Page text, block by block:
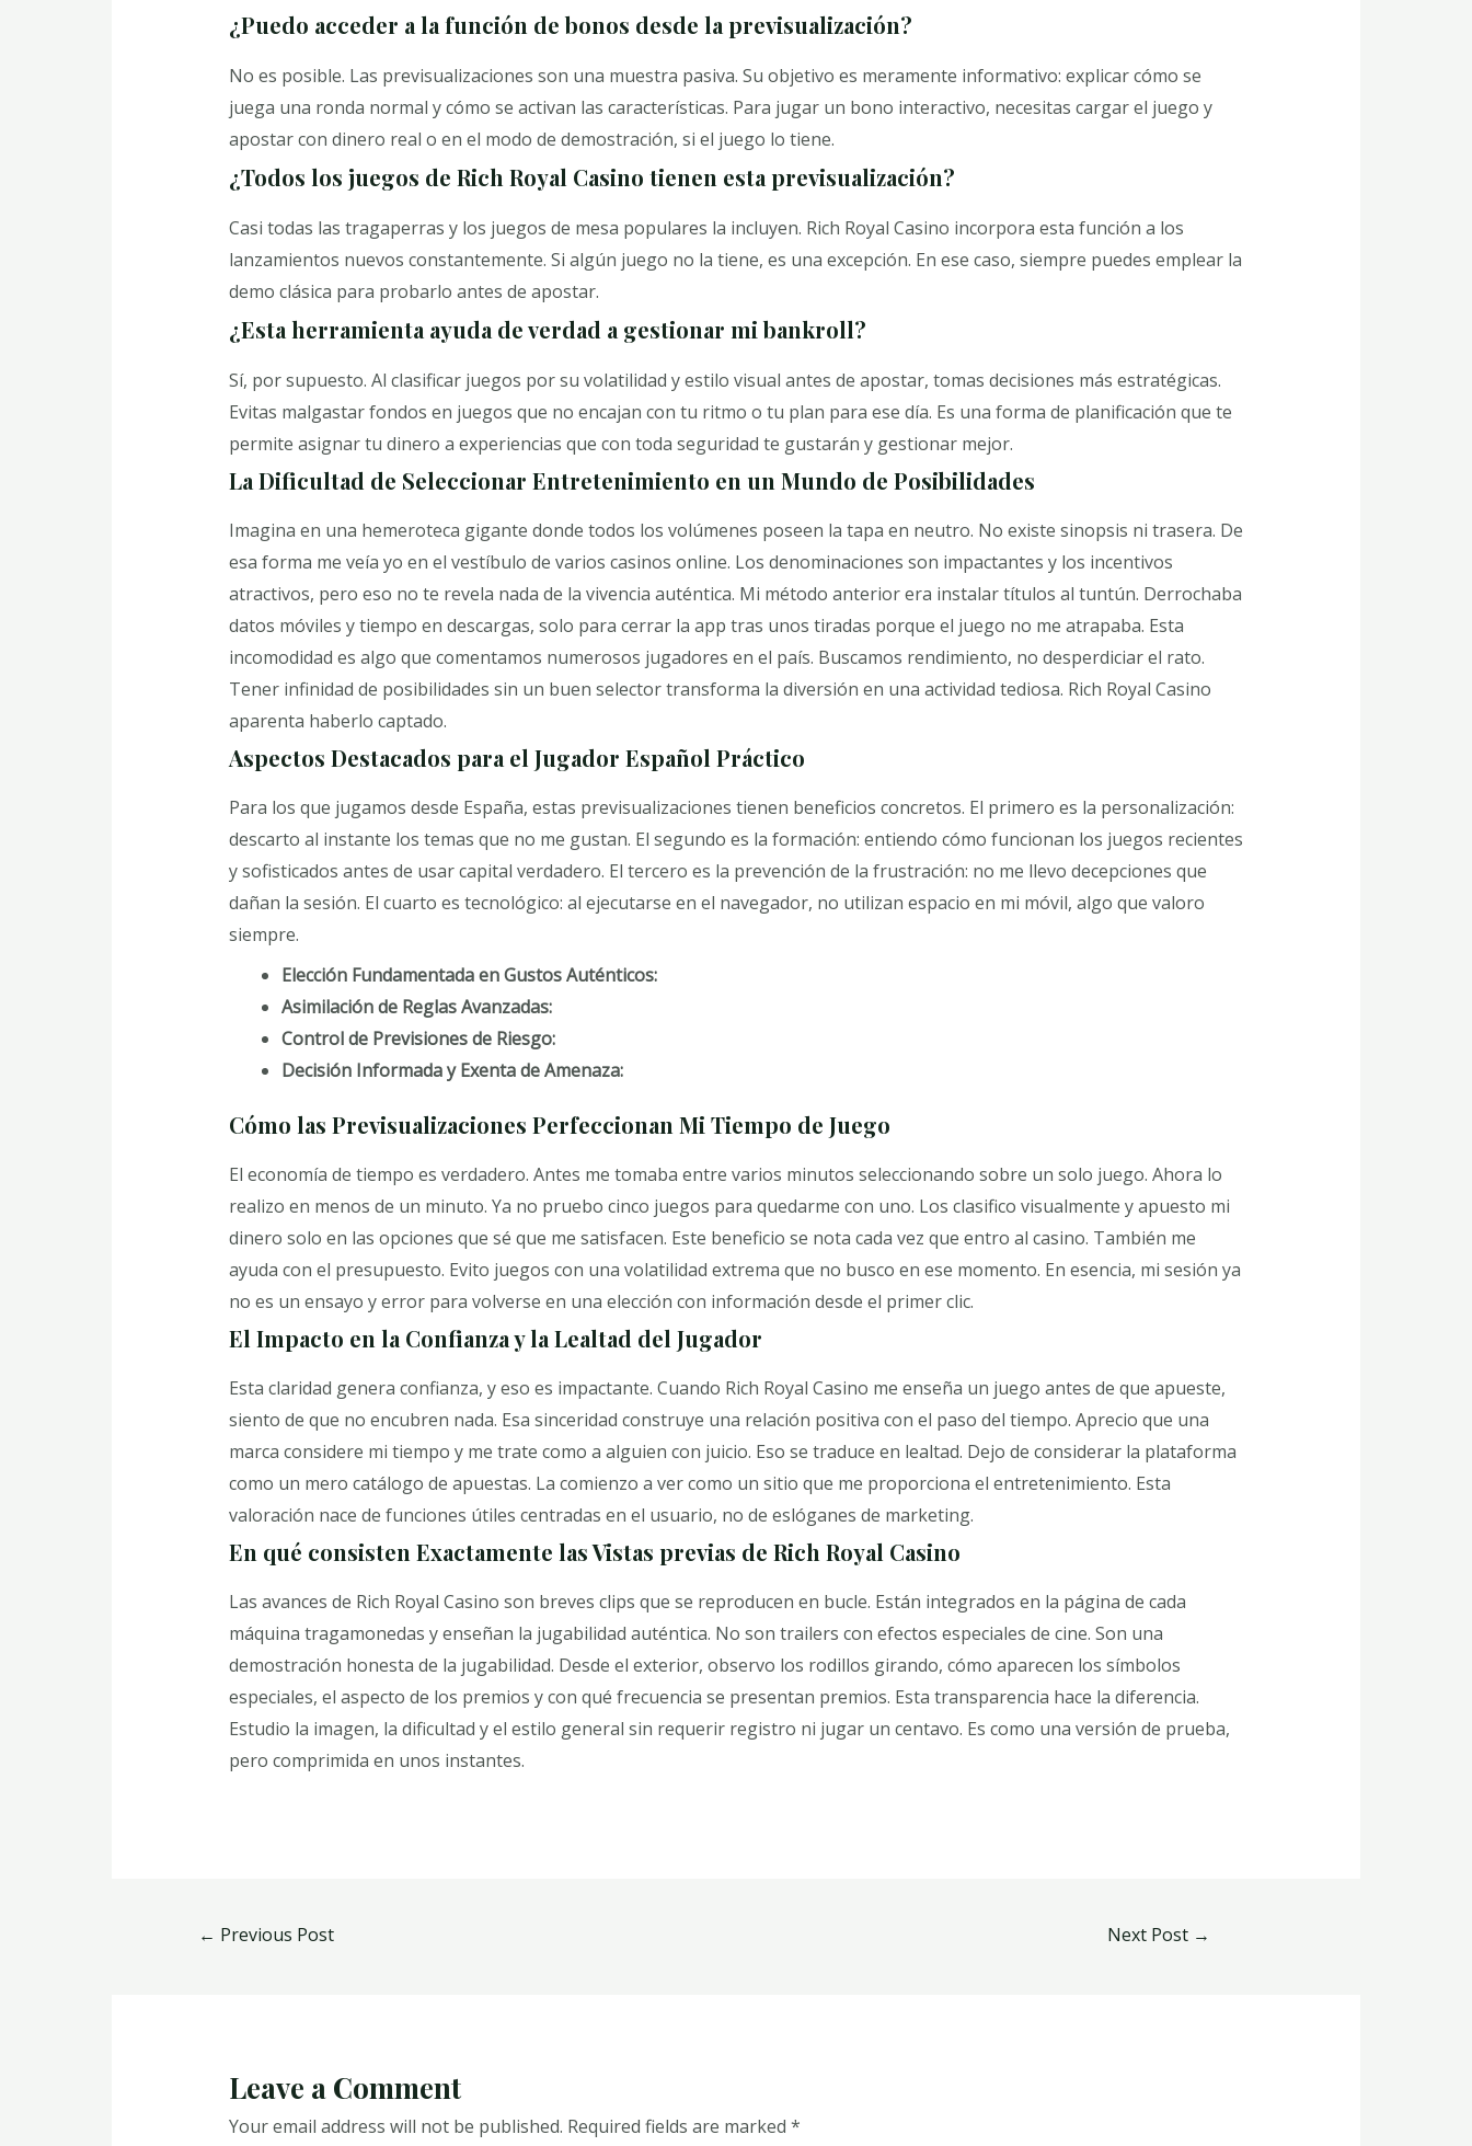
¿Puedo acceder a la función de bonos desde la previsualización?
No es posible. Las previsualizaciones son una muestra pasiva. Su objetivo es meramente informativo: explicar cómo se
juega una ronda normal y cómo se activan las características. Para jugar un bono interactivo, necesitas cargar el juego y
apostar con dinero real o en el modo de demostración, si el juego lo tiene.
¿Todos los juegos de Rich Royal Casino tienen esta previsualización?
Casi todas las tragaperras y los juegos de mesa populares la incluyen. Rich Royal Casino incorpora esta función a los
lanzamientos nuevos constantemente. Si algún juego no la tiene, es una excepción. En ese caso, siempre puedes emplear la
demo clásica para probarlo antes de apostar.
¿Esta herramienta ayuda de verdad a gestionar mi bankroll?
Sí, por supuesto. Al clasificar juegos por su volatilidad y estilo visual antes de apostar, tomas decisiones más estratégicas.
Evitas malgastar fondos en juegos que no encajan con tu ritmo o tu plan para ese día. Es una forma de planificación que te
permite asignar tu dinero a experiencias que con toda seguridad te gustarán y gestionar mejor.
La Dificultad de Seleccionar Entretenimiento en un Mundo de Posibilidades
Imagina en una hemeroteca gigante donde todos los volúmenes poseen la tapa en neutro. No existe sinopsis ni trasera. De
esa forma me veía yo en el vestíbulo de varios casinos online. Los denominaciones son impactantes y los incentivos
atractivos, pero eso no te revela nada de la vivencia auténtica. Mi método anterior era instalar títulos al tuntún. Derrochaba
datos móviles y tiempo en descargas, solo para cerrar la app tras unos tiradas porque el juego no me atrapaba. Esta
incomodidad es algo que comentamos numerosos jugadores en el país. Buscamos rendimiento, no desperdiciar el rato.
Tener infinidad de posibilidades sin un buen selector transforma la diversión en una actividad tediosa. Rich Royal Casino
aparenta haberlo captado.
Aspectos Destacados para el Jugador Español Práctico
Para los que jugamos desde España, estas previsualizaciones tienen beneficios concretos. El primero es la personalización:
descarto al instante los temas que no me gustan. El segundo es la formación: entiendo cómo funcionan los juegos recientes
y sofisticados antes de usar capital verdadero. El tercero es la prevención de la frustración: no me llevo decepciones que
dañan la sesión. El cuarto es tecnológico: al ejecutarse en el navegador, no utilizan espacio en mi móvil, algo que valoro
siempre.
Elección Fundamentada en Gustos Auténticos:
Asimilación de Reglas Avanzadas:
Control de Previsiones de Riesgo:
Decisión Informada y Exenta de Amenaza:
Cómo las Previsualizaciones Perfeccionan Mi Tiempo de Juego
El economía de tiempo es verdadero. Antes me tomaba entre varios minutos seleccionando sobre un solo juego. Ahora lo
realizo en menos de un minuto. Ya no pruebo cinco juegos para quedarme con uno. Los clasifico visualmente y apuesto mi
dinero solo en las opciones que sé que me satisfacen. Este beneficio se nota cada vez que entro al casino. También me
ayuda con el presupuesto. Evito juegos con una volatilidad extrema que no busco en ese momento. En esencia, mi sesión ya
no es un ensayo y error para volverse en una elección con información desde el primer clic.
El Impacto en la Confianza y la Lealtad del Jugador
Esta claridad genera confianza, y eso es impactante. Cuando Rich Royal Casino me enseña un juego antes de que apueste,
siento de que no encubren nada. Esa sinceridad construye una relación positiva con el paso del tiempo. Aprecio que una
marca considere mi tiempo y me trate como a alguien con juicio. Eso se traduce en lealtad. Dejo de considerar la plataforma
como un mero catálogo de apuestas. La comienzo a ver como un sitio que me proporciona el entretenimiento. Esta
valoración nace de funciones útiles centradas en el usuario, no de eslóganes de marketing.
En qué consisten Exactamente las Vistas previas de Rich Royal Casino
Las avances de Rich Royal Casino son breves clips que se reproducen en bucle. Están integrados en la página de cada
máquina tragamonedas y enseñan la jugabilidad auténtica. No son trailers con efectos especiales de cine. Son una
demostración honesta de la jugabilidad. Desde el exterior, observo los rodillos girando, cómo aparecen los símbolos
especiales, el aspecto de los premios y con qué frecuencia se presentan premios. Esta transparencia hace la diferencia.
Estudio la imagen, la dificultad y el estilo general sin requerir registro ni jugar un centavo. Es como una versión de prueba,
pero comprimida en unos instantes.
← Previous Post Next Post →
Leave a Comment
Your email address will not be published. Required fields are marked *